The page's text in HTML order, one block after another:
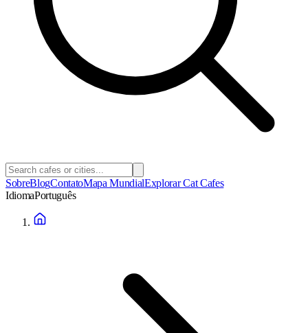
SobreBlogContatoMapa MundialExplorar Cat Cafes
IdiomaPortuguês